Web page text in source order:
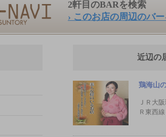
2軒目のBARを検索
› このお店の周辺のバ
近辺の
鶏海山
ＪＲ大
Ｒ東西